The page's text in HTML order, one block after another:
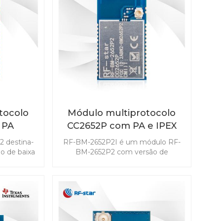
destina-
de baixa
IEEE
e
Módulo multiprotocolo
CC2652P com PA e IPEX
integrado RF-BM-2652P2I
RF-BM-2652P2I é um módulo RF-
BM-2652P2 com versão de
multiprotocolo simultâneo por
Multiprotocol Manager (DMM),